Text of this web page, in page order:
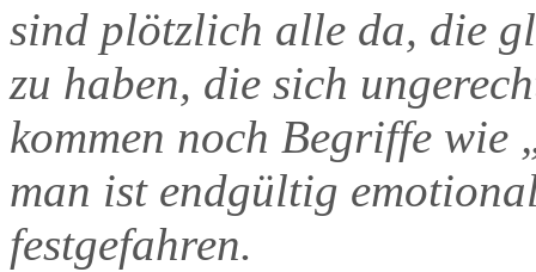
sind plötzlich alle da, die
zu haben, die sich
kommen noch Begriffe wie
man ist endgültig
festgefahren.